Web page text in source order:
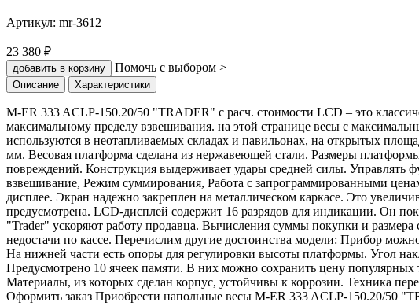
Артикул: mr-3612
23 380 ₽
добавить в корзину Помочь с выбором >
Описание Характеристики
M-ER 333 ACLP-150.20/50 "TRADER" с расч. стоимости LCD – это
максимальному пределу взвешивания. на этой странице весы с
используются в неотапливаемых складах и павильонах, на открытых
мм. Весовая платформа сделана из нержавеющей стали. Размеры
повреждений. Конструкция выдерживает удары средней силы.
взвешивание, Режим суммирования, Работа с запрограммированными
дисплее. Экран надежно закреплен на металлическом каркасе. Это
предусмотрена. LСD-дисплей содержит 16 разрядов для индикации. Он
"Trader" ускоряют работу продавца. Вычисления суммы покупки и размера
недостачи по кассе. Перечислим другие достоинства модели: Прибор
На нижней части есть опоры для регулировки высоты платформы. Угол
Предусмотрено 10 ячеек памяти. В них можно сохранить цену
Материалы, из которых сделан корпус, устойчивы к коррозии. Техника
Оформить заказ Приобрести напольные весы M-ER 333 ACLP-150.20/50